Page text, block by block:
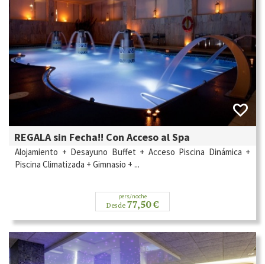
REGALA sin Fecha!! Con Acceso al Spa
Alojamiento + Desayuno Buffet + Acceso Piscina Dinámica +
Piscina Climatizada + Gimnasio + ...
pers/noche
Desde 77,50 €